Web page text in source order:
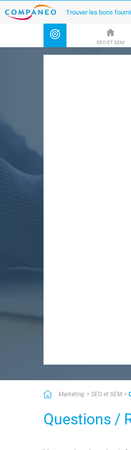
Trouver les bons
SEO ET SEM
Marketing SEO et SEM
Questions /